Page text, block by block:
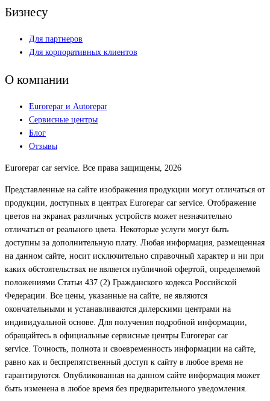
Бизнесу
Для партнеров
Для корпоративных клиентов
О компании
Eurorepar и Autorepar
Сервисные центры
Блог
Отзывы
Eurorepar car service. Все права защищены, 2026
Представленные на сайте изображения продукции могут отличаться от
продукции, доступных в центрах Eurorepar car service. Отображение
цветов на экранах различных устройств может незначительно
отличаться от реального цвета. Некоторые услуги могут быть
доступны за дополнительную плату. Любая информация, размещенная
на данном сайте, носит исключительно справочный характер и ни при
каких обстоятельствах не является публичной офертой, определяемой
положениями Статьи 437 (2) Гражданского кодекса Российской
Федерации. Все цены, указанные на сайте, не являются
окончательными и устанавливаются дилерскими центрами на
индивидуальной основе. Для получения подробной информации,
обращайтесь в официальные сервисные центры Eurorepar car
service. Точность, полнота и своевременность информации на сайте,
равно как и беспрепятственный доступ к сайту в любое время не
гарантируются. Опубликованная на данном сайте информация может
быть изменена в любое время без предварительного уведомления.